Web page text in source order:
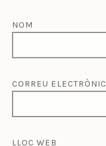
NOM
CORREU ELECTRÒNIC
LLOC WEB